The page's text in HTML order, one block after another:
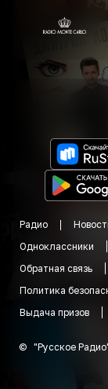
Радио
Одноклассники
Обратная связь
Политика
Выдача призов
© "Русское Радио